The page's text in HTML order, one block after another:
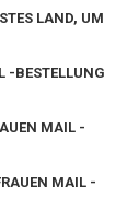
LAND, UM
-BESTELLUNG
MAIL -
MAIL -